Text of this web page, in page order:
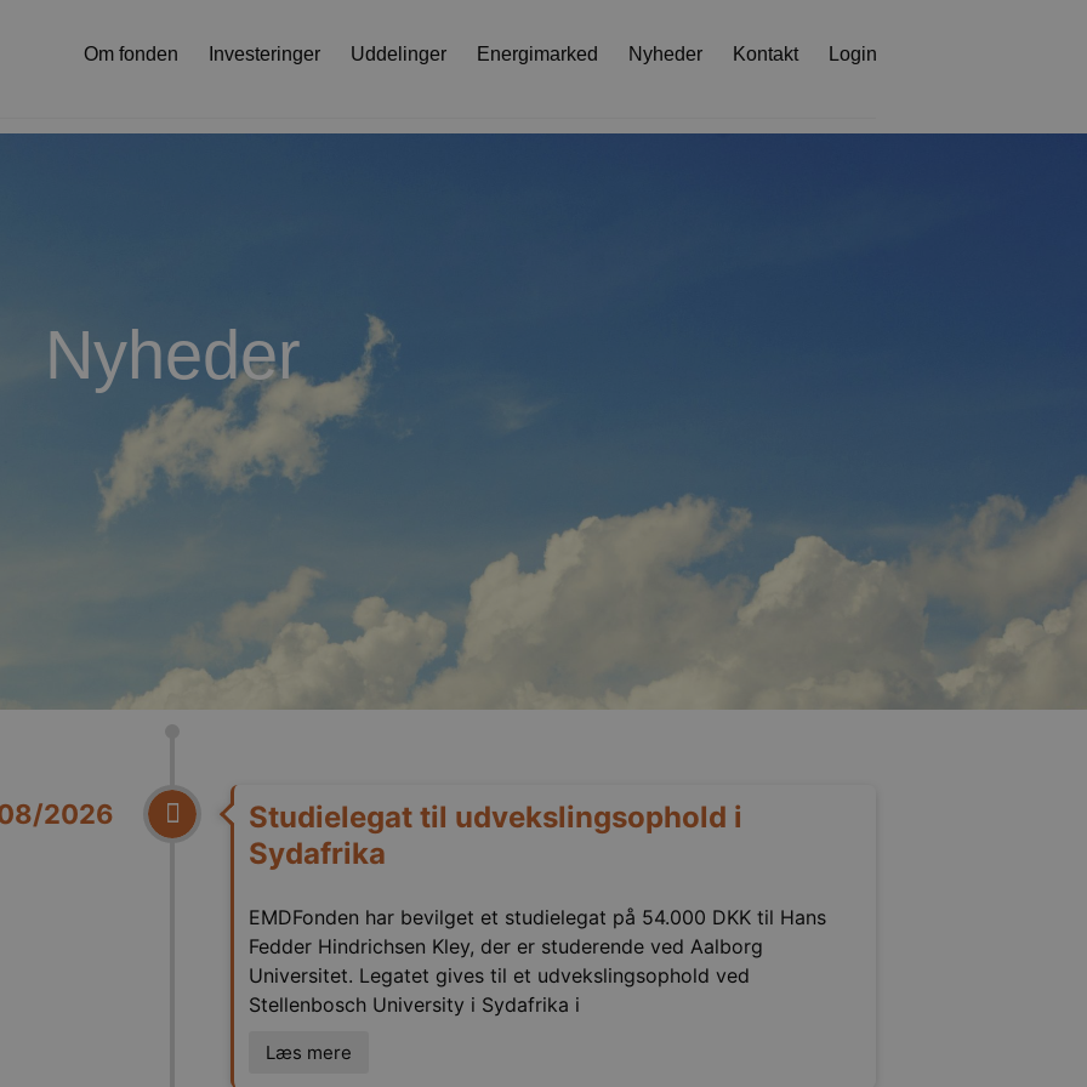
Om fonden Investeringer Uddelinger Energimarked Nyheder Kontakt Login
Nyheder
2026
Studielegat til udvekslingsophold i
Sydafrika
EMDFonden har bevilget et studielegat på 54.000 DKK til Hans
Fedder Hindrichsen Kley, der er studerende ved Aalborg
Universitet. Legatet gives til et udvekslingsophold ved
Stellenbosch University i Sydafrika i
Læs mere